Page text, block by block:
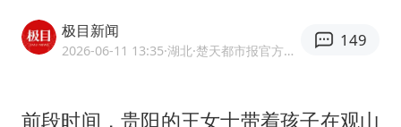
白海豚登陆前还将加强
央视新主播李秋莹孙亚鹏亮相
极目新闻
2026-06-11 13:35·湖北 ·楚天都市报官方网易号
149
前段时间，贵阳的王女士带着孩子在观山